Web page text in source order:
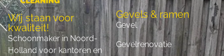
Wij staan voor
kwaliteit!
Schoonmaker in Noord-
Holland voor kantoren en
Gevels & ramen
Gevel
Gevelrenovatie